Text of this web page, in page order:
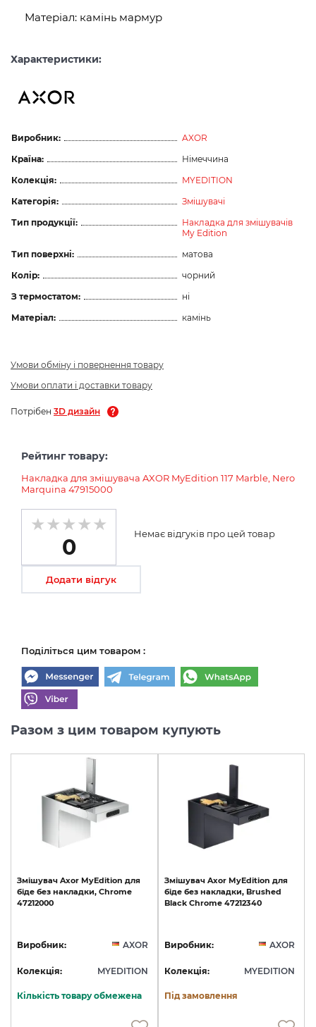
Матеріал: камінь мармур
Характеристики:
Виробник:
AXOR
Країна:
Німеччина
Колекція:
MYEDITION
Категорія:
Змішувачі
Тип продукції:
Накладка для змішувачів
My Edition
Тип поверхні:
матова
Колір:
чорний
З термостатом:
ні
Матеріал:
камінь
Умови обміну і повернення товару
Умови оплати і доставки товару
Потрібен 3D дизайн
Рейтинг товару:
Накладка для змішувача AXOR MyEdition 117 Marble, Nero
Marquina 47915000
0
Немає відгуків про цей товар
Додати відгук
Поділіться цим товаром :
Разом з цим товаром купують
Змішувач Axor MyEdition для
біде без накладки, Chrome
47212000
Виробник: AXOR
Колекція: MYEDITION
Кількість товару обмежена
Змішувач Axor MyEdition для
біде без накладки, Brushed
Black Chrome 47212340
Виробник: AXOR
Колекція: MYEDITION
Під замовлення